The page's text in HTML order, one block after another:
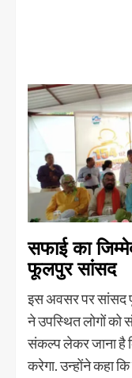
सफाई का
फूलपुर सांसद
इस अवसर पर सांसद
ने उपस्थित लोगों को
संकल्प लेकर जाना है
करेगा. उन्होंने कहा